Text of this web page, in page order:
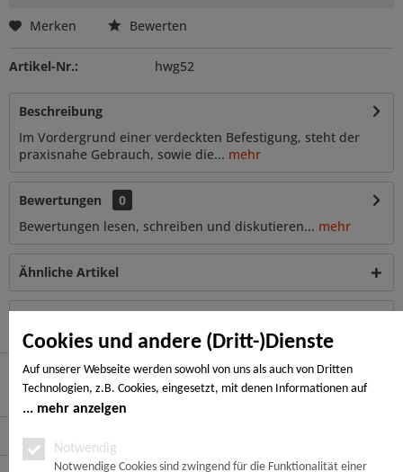
Cookies und andere (Dritt-)Dienste
Auf unserer Webseite werden sowohl von uns als auch von Dritten
Technologien, z.B. Cookies, eingesetzt, mit denen Informationen auf
Ihrem Endgerät gespeichert und/oder von Ihrem Endgerät abgerufen
Notwendige Cookies, Analyse-, Marketing- und Statistik-Cookies. Bei den
notwendigen Cookies handelt es sich um solche, die technisch notwendig
mehr anzeigen
Notwendig
Notwendige Cookies sind zwingend für die Funktionalität einer
Merken Bewerten
Artikel-Nr.: hwg52
Beschreibung
Im Vordergrund einer verdeckten Befestigung, steht der
praxisnahe Gebrauch, sowie die... mehr
Bewertungen
0
Bewertungen lesen, schreiben und diskutieren... mehr
Ähnliche Artikel
Hier finden Sie uns
Service Hotline